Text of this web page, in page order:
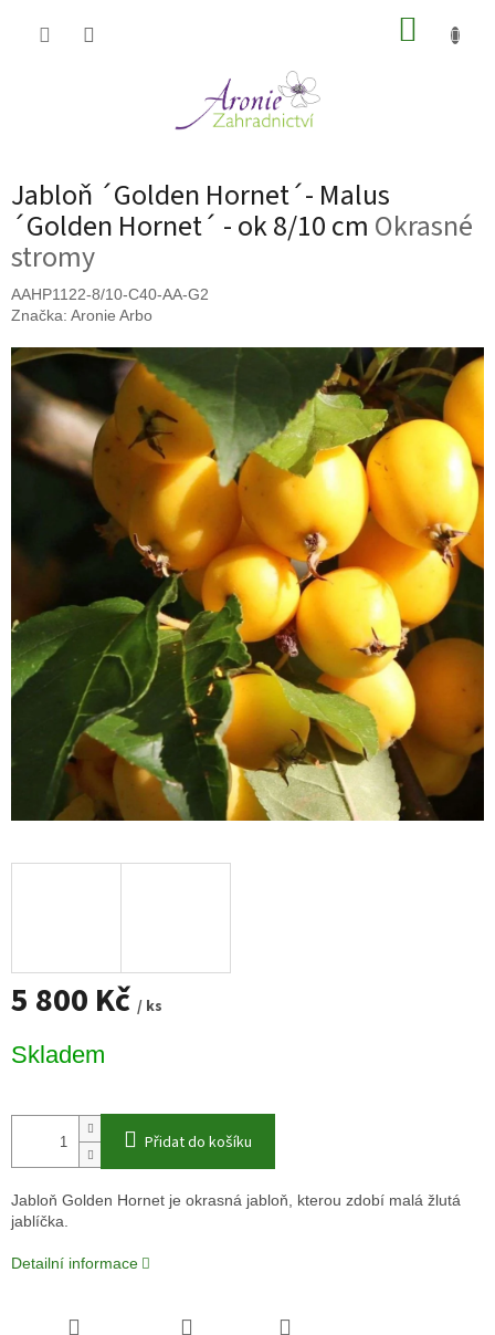
Jabloň ´Golden Hornet´- Malus
´Golden Hornet´ - ok 8/10 cm Okrasné
stromy
AAHP1122-8/10-C40-AA-G2
Značka: Aronie Arbo
5 800 Kč / ks
cena:
Skladem
Přidat do košíku
Jabloň Golden Hornet je okrasná jabloň, kterou zdobí malá žlutá
jablíčka.
Detailní informace